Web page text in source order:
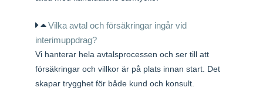
Vilka avtal och försäkringar ingår vid
interimuppdrag?
Vi hanterar hela avtalsprocessen och ser till att
försäkringar och villkor är på plats innan start. Det
skapar trygghet för både kund och konsult.